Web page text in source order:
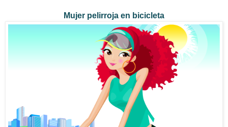
Mujer pelirroja en bicicleta